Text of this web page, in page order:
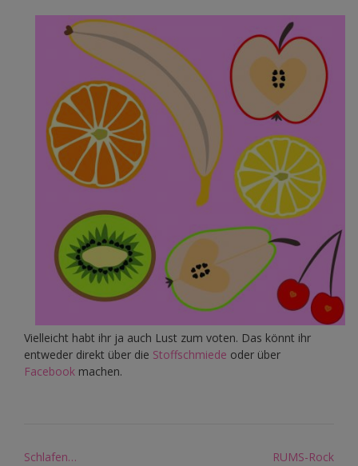
Vielleicht habt ihr ja auch Lust zum voten. Das könnt ihr
entweder direkt über die Stoffschmiede oder über
Facebook machen.
Post
Schlafen… RUMS-Rock